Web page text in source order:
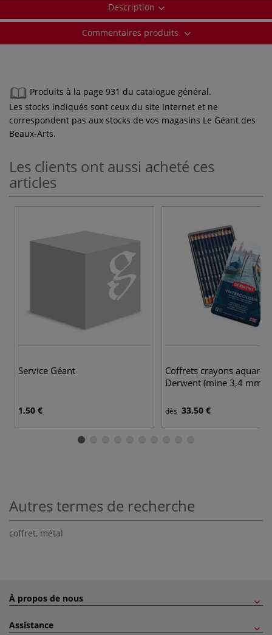
Description
Commentaires produits
Produits à la page 931 du catalogue général.
Les stocks indiqués sont ceux du site Internet et ne
correspondent pas aux stocks de vos magasins Le Géant des
Beaux-Arts.
Les clients ont aussi acheté ces
articles
Service Géant
1,50 €
Coffrets crayons
Derwent (mine 3,4 mm)
dès 33,50 €
Autres termes de recherche
coffret, métal
À propos de nous
Assistance